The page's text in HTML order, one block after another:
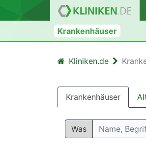
Krankenhäuser
Kliniken.de
Krankenhäuser
Was